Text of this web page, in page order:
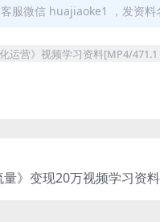
服微信 huajiaoke1 ，发资
运营》视频学习资料[MP4/
量》变现20万视频学习资